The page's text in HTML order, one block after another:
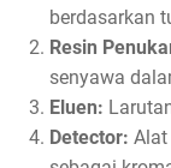
berdasarkan
Resin
senyawa
Eluen:
Detector: Alat